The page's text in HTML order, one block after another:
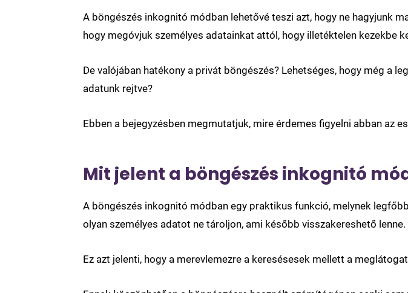
A böngészés inkognitó módban lehetővé teszi azt, hogy ne hagyjunk
hogy megóvjuk személyes adatainkat attól, hogy illetéktelen kezekbe
De valójában hatékony a privát böngészés? Lehetséges, hogy még a
adatunk rejtve?
Ebben a bejegyzésben megmutatjuk, mire érdemes figyelni abban az
Mit jelent a böngészés inkognitó
A böngészés inkognitó módban egy praktikus funkció, melynek
olyan személyes adatot ne tároljon, ami később visszakereshető lenne.
Ez azt jelenti, hogy a merevlemezre a keresésesek mellett a